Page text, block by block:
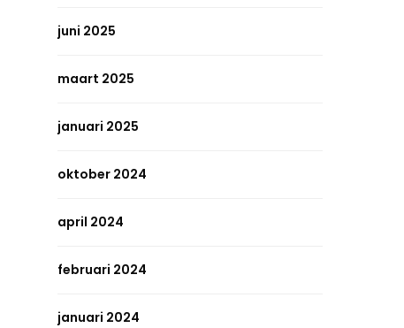
juni 2025
maart 2025
januari 2025
oktober 2024
april 2024
februari 2024
januari 2024